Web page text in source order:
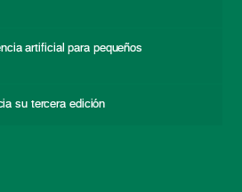
artificial para pequeños
su tercera edición